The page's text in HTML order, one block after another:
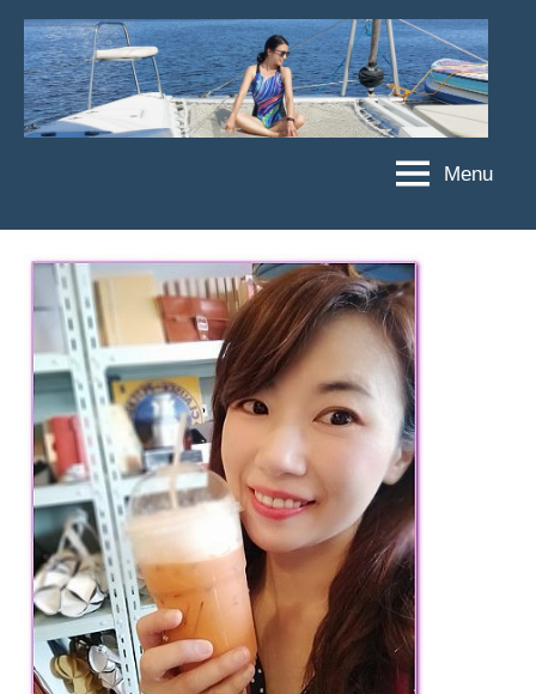
Skip
content
菲
亞
娃
JEFFIA
FANG
亞
娃
絲
主
題
旅
遊、
達
帶
路、
遊
Menu